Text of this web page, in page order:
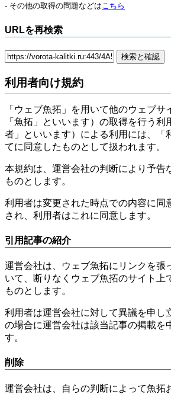
- その他の取得の問題などはこちら
URLを再検索
利用者向け規約
「ウェブ魚拓」を用いて他のウェブサ
「魚拓」といいます）の取得を行う利
者」といいます）による利用には、「
てに同意したものとして扱われます。
本規約は、運営会社の判断により予告
ものとします。
利用者は変更された時点での内容に同
され、利用者はこれに同意します。
引用記事の紹介
運営会社は、ウェブ魚拓にリンクを張
いて、断りなくウェブ魚拓のサイト上
ものとします。
利用者は運営会社に対して異議を申し
の場合に運営会社は該当記事の掲載を
す。
削除
運営会社は、自らの判断によって魚拓